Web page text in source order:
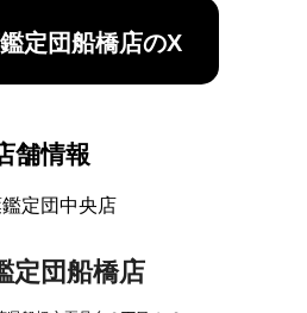
定団船橋店のX
舗情報
定団中央店
定団船橋店